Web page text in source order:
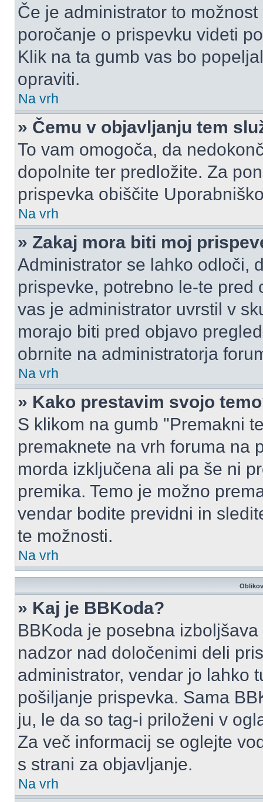
Če je administrator to
poročanje o prispevku videti
Klik na ta gumb vas bo
opraviti.
Na vrh
» Čemu v objavljanju tem
To vam omogoča, da
dopolnite ter predložite. Za
prispevka obiščite
Na vrh
» Zakaj mora biti moj
Administrator se lahko odloči,
prispevke, potrebno le-te
vas je administrator uvrstil v
morajo biti pred objavo
obrnite na administratorja
Na vrh
» Kako prestavim svojo
S klikom na gumb "Premakni
premaknete na vrh foruma na
morda izključena ali pa še ni
premika. Temo je možno
vendar bodite previdni in
te možnosti.
Na vrh
» Kaj je BBKoda?
BBKoda je posebna
nadzor nad določenimi deli
administrator, vendar jo lahko
pošiljanje prispevka. Sama
ju, le da so tag-i priloženi v
Za več informacij se oglejte
s strani za objavljanje.
Na vrh